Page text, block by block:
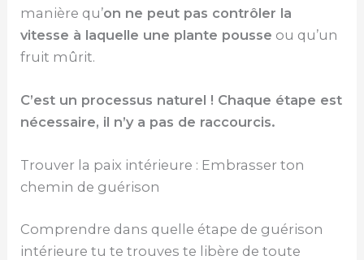
manière qu’on ne peut pas contrôler la
vitesse à laquelle une plante pousse ou qu’un
fruit mûrit.
C’est un processus naturel ! Chaque étape est
nécessaire, il n’y a pas de raccourcis.
Trouver la paix intérieure : Embrasser ton
chemin de guérison
Comprendre dans quelle étape de guérison
intérieure tu te trouves te libère de toute